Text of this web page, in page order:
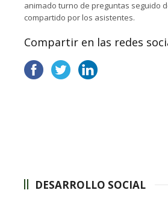
animado turno de preguntas seguido
compartido por los asistentes.
Compartir en las redes
DESARROLLO SOCIAL